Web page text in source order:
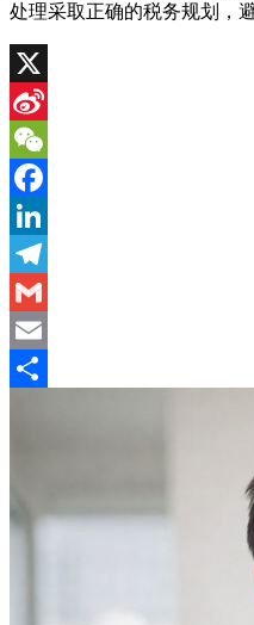
处理采取正确的税务规划，
X
Sina
Weibo
WeChat
Facebook
LinkedIn
Telegram
Gmail
Email